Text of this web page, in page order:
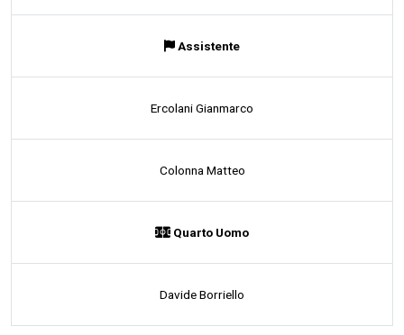
Assistente
Ercolani Gianmarco
Colonna Matteo
Quarto Uomo
Davide Borriello